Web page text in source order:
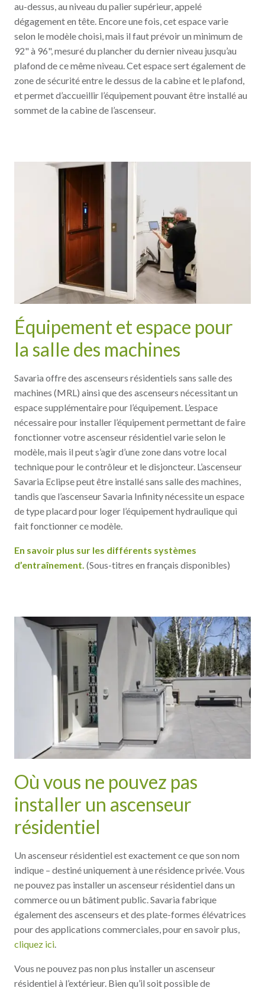
au-dessus, au niveau du palier supérieur, appelé
dégagement en tête. Encore une fois, cet espace varie
selon le modèle choisi, mais il faut prévoir un minimum de
92" à 96", mesuré du plancher du dernier niveau jusqu’au
plafond de ce même niveau. Cet espace sert également de
zone de sécurité entre le dessus de la cabine et le plafond,
et permet d’accueillir l’équipement pouvant être installé au
sommet de la cabine de l’ascenseur.
Équipement et espace pour
la salle des machines
Savaria offre des ascenseurs résidentiels sans salle des
machines (MRL) ainsi que des ascenseurs nécessitant un
espace supplémentaire pour l’équipement. L’espace
nécessaire pour installer l’équipement permettant de faire
fonctionner votre ascenseur résidentiel varie selon le
modèle, mais il peut s’agir d’une zone dans votre local
technique pour le contrôleur et le disjoncteur. L’ascenseur
Savaria Eclipse peut être installé sans salle des machines,
tandis que l’ascenseur Savaria Infinity nécessite un espace
de type placard pour loger l’équipement hydraulique qui
fait fonctionner ce modèle.
En savoir plus sur les différents systèmes
d’entraînement. (Sous-titres en français disponibles)
Où vous ne pouvez pas
installer un ascenseur
résidentiel
Un ascenseur résidentiel est exactement ce que son nom
indique – destiné uniquement à une résidence privée. Vous
ne pouvez pas installer un ascenseur résidentiel dans un
commerce ou un bâtiment public. Savaria fabrique
également des ascenseurs et des plate-formes élévatrices
pour des applications commerciales, pour en savoir plus,
cliquez ici.
Vous ne pouvez pas non plus installer un ascenseur
résidentiel à l’extérieur. Bien qu’il soit possible de